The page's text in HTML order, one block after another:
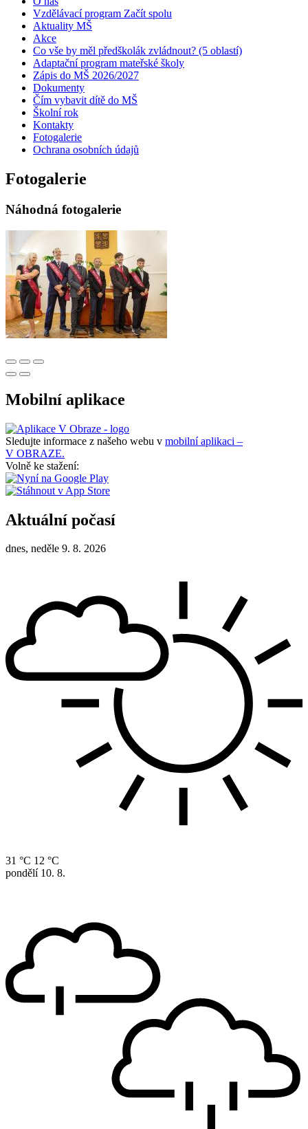
Vzdělávací program Začít spolu
Aktuality MŠ
Akce
Co vše by měl předškolák zvládnout? (5 oblastí)
Adaptační program mateřské školy
Zápis do MŠ 2026/2027
Dokumenty
Čím vybavit dítě do MŠ
Školní rok
Kontakty
Fotogalerie
Ochrana osobních údajů
Fotogalerie
Náhodná fotogalerie
Mobilní aplikace
Sledujte informace z našeho webu v mobilní aplikaci –
V OBRAZE.
Volně ke stažení:
Aktuální počasí
dnes, neděle 9. 8. 2026
31 °C 12 °C
pondělí 10. 8.